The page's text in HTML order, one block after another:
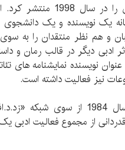
اشتام نخستین اثرش
یک نویسنده و یک
اثر ادبی دیگر در قالب رمان و
نویسنده نمایشنامه های
نیز فعالیت داشته است.
از مجموع فعالیت ادبی